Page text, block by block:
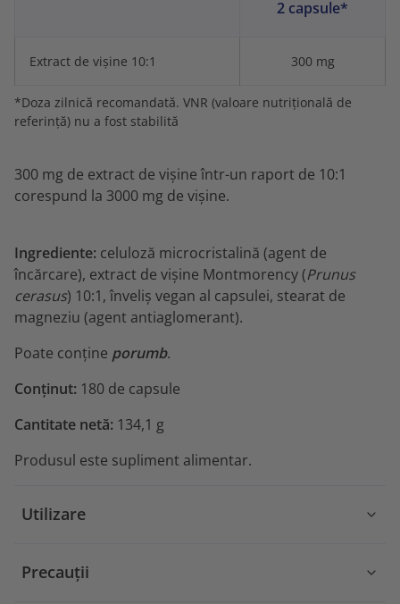
2 capsule*
Extract de vișine 10:1 300 mg
*Doza zilnică recomandată. VNR (valoare nutrițională de
referință) nu a fost stabilită
300 mg de extract de vișine într-un raport de 10:1
corespund la 3000 mg de vișine.
Ingrediente: celuloză microcristalină (agent de
încărcare), extract de vișine Montmorency (Prunus
cerasus) 10:1, înveliș vegan al capsulei, stearat de
magneziu (agent antiaglomerant).
Poate conține porumb.
Conținut: 180 de capsule
Cantitate netă: 134,1 g
Produsul este supliment alimentar.
Utilizare
Precauții